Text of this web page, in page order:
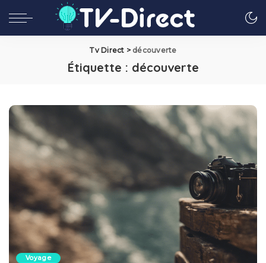
Tv Direct > découverte
Étiquette : découverte
Voyage